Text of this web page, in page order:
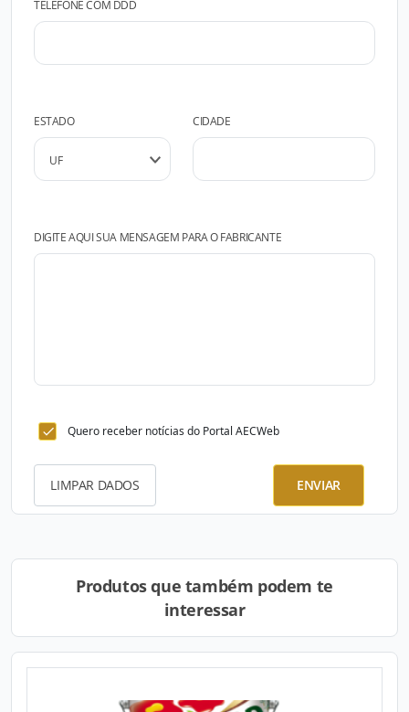
TELEFONE COM DDD
ESTADO CIDADE
DIGITE AQUI SUA MENSAGEM PARA O FABRICANTE
Quero receber notícias do Portal AECWeb
LIMPAR DADOS ENVIAR
Produtos que também podem te
interessar